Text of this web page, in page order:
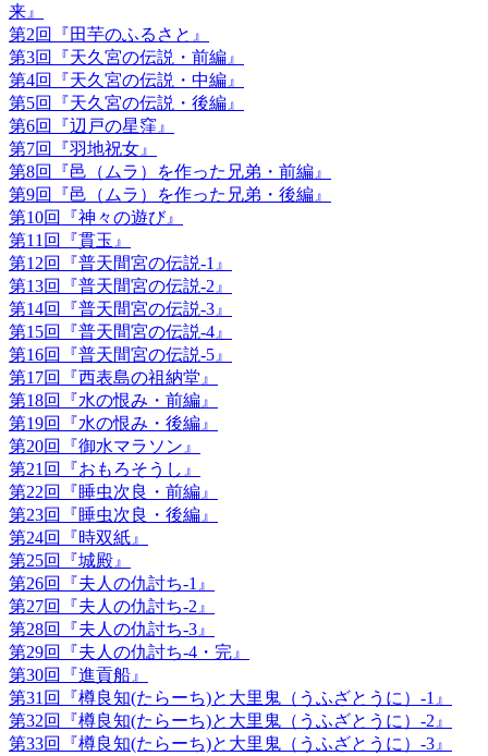
来』
第2回『田芋のふるさと』
第3回『天久宮の伝説・前編』
第4回『天久宮の伝説・中編』
第5回『天久宮の伝説・後編』
第6回『辺戸の星窪』
第7回『羽地祝女』
第8回『邑（ムラ）を作った兄弟・前編』
第9回『邑（ムラ）を作った兄弟・後編』
第10回『神々の遊び』
第11回『貫玉』
第12回『普天間宮の伝説-1』
第13回『普天間宮の伝説-2』
第14回『普天間宮の伝説-3』
第15回『普天間宮の伝説-4』
第16回『普天間宮の伝説-5』
第17回『西表島の祖納堂』
第18回『水の恨み・前編』
第19回『水の恨み・後編』
第20回『御水マラソン』
第21回『おもろそうし』
第22回『睡虫次良・前編』
第23回『睡虫次良・後編』
第24回『時双紙』
第25回『城殿』
第26回『夫人の仇討ち-1』
第27回『夫人の仇討ち-2』
第28回『夫人の仇討ち-3』
第29回『夫人の仇討ち-4・完』
第30回『進貢船』
第31回『樽良知(たらーち)と大里鬼（うふざとうに）-1』
第32回『樽良知(たらーち)と大里鬼（うふざとうに）-2』
第33回『樽良知(たらーち)と大里鬼（うふざとうに）-3』